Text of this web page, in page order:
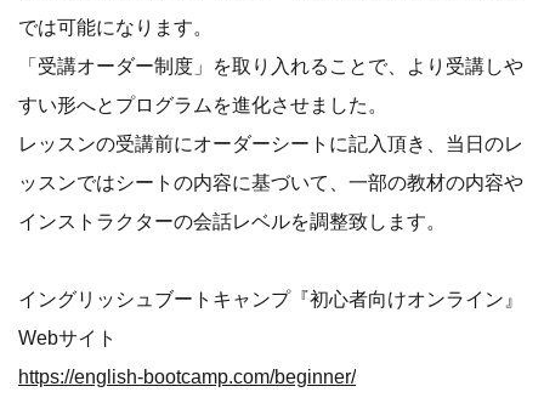
では可能になります。
「受講オーダー制度」を取り入れることで、より受講しや
すい形へとプログラムを進化させました。
レッスンの受講前にオーダーシートに記入頂き、当日のレ
ッスンではシートの内容に基づいて、一部の教材の内容や
インストラクターの会話レベルを調整致します。
イングリッシュブートキャンプ『初心者向けオンライン』
Webサイト
https://english-bootcamp.com/beginner/